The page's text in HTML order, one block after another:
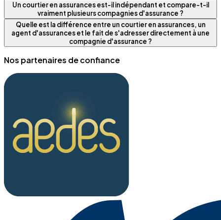
Un courtier en assurances est-il indépendant et compare-t-il
vraiment plusieurs compagnies d'assurance ?
Quelle est la différence entre un courtier en assurances, un
agent d'assurances et le fait de s'adresser directement à une
compagnie d'assurance ?
Nos partenaires de confiance